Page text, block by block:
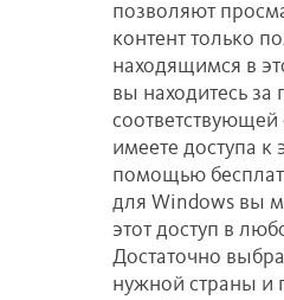
позволяют
контент только
находящимся в
вы находитесь за
имеете доступа к
помощью
для Windows вы
этот доступ в
Достаточно
нужной страны и